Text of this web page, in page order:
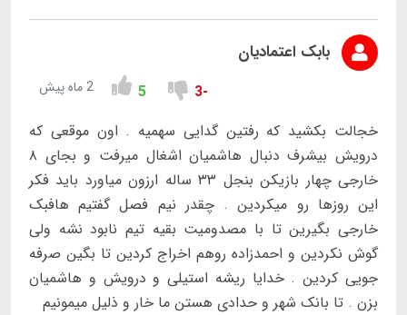
بابک اعتمادیان
-3
5 2 ماه پیش
خجالت بکشید ‌که رفتین گدایی سهمیه . اون موقعی که
درویش بیشرف دنبال هاشمیان اشغال میرفت و بجای ۸
خارجی چهار بازیکن بنجل ۳۳ ساله ارزون میاورد باید فکر
این روزها رو میکردین . چقدر نیم فصل گفتیم هافبک
خارجی بگیرین تا با مصدومیت بقیه تیم نابود نشه ولی
گوش نکردین و احمدزاده روهم اخراج کردین تا بگین صرفه
جویی کردین . خدایا ریشه استیلی و درویش و هاشمیان
بزن . تا بانک شهر و حدادی هستن ما خار و ذلیل میمونیم